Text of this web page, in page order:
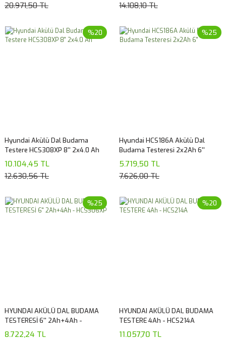
20.971,50 TL
14.108,10 TL
%20
Hyundai Akülü Dal Budama
Testere HCS308XP 8'' 2x4.0 Ah
10.104,45 TL
12.630,56 TL
%25
Hyundai HCS186A Akülü Dal
Budama Testeresi 2x2Ah 6''
5.719,50 TL
7.626,00 TL
%25
HYUNDAI AKÜLÜ DAL BUDAMA
TESTERESİ 6'' 2Ah+4Ah -
HCS306XP
8.722,24 TL
%20
HYUNDAI AKÜLÜ DAL BUDAMA
TESTERE 4Ah - HCS214A
11.057,70 TL